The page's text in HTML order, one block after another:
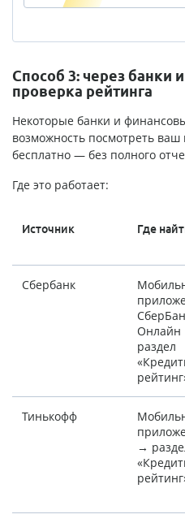
Способ 3: через банки
проверка рейтинга
Некоторые банки и
возможность посмотреть
бесплатно — без полного
Где это работает:
Источник Где
Сбербанк
Онлайн
раздел
Тинькофф
→